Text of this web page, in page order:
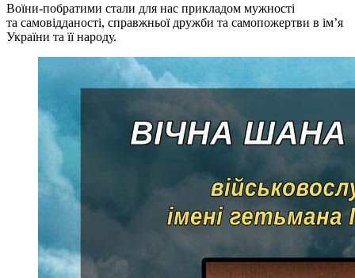
Воїни-побратими стали для нас прикладом мужності
та самовідданості, справжньої дружби та самопожертви в ім’я
України та її народу.